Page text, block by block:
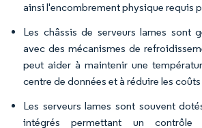
ainsi l'encombrement physique requis
Les châssis de serveurs lames sont
avec des mécanismes de
peut aider à maintenir une
centre de données et à réduire les
Les serveurs lames sont souvent
intégrés permettant un